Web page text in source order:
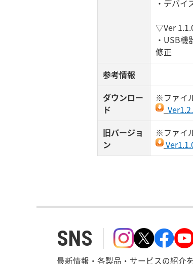
・デバイ
▽Ver
・USB
修正
参考情報
ダウンロー
ド
※ファイ
旧バージョ
ン
※ファイ
SNS
最新情報・各製品・サービスの紹介